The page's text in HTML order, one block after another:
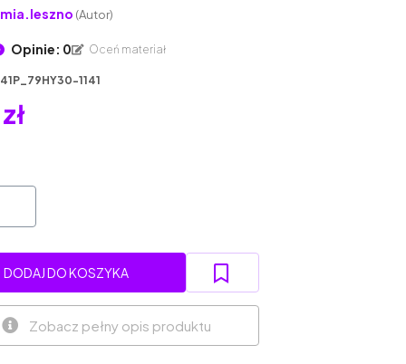
(Autor)
Opinie: 0 Oceń materiał
1141
DODAJ DO KOSZYKA
Zobacz pełny opis produktu